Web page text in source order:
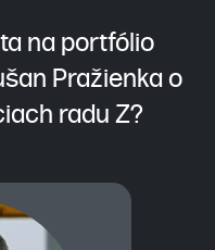
na portfólio
Pražienka o
radu Z?